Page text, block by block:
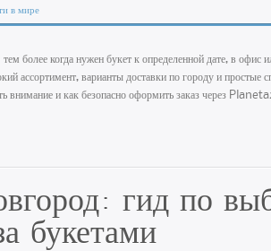
в мире
более когда нужен букет к определенной дате, в офис
ассортимент, варианты доставки по городу и простые
внимание и как безопасно оформить заказ через
гид по
букетами